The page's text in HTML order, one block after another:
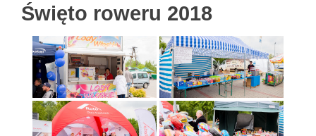
Święto roweru 2018